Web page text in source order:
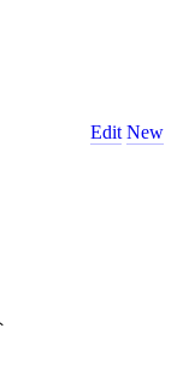
Edit New